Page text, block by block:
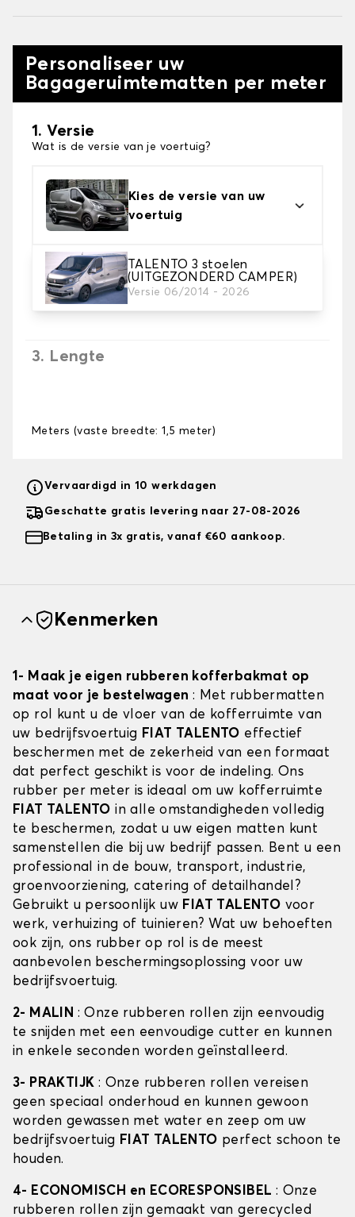
Personaliseer uw
Bagageruimtematten per meter
1. Versie
Wat is de versie van je voertuig?
Kies de versie van uw
voertuig
TALENTO 3 stoelen
(UITGEZONDERD CAMPER)
Versie 06/2014 - 2026
2. Tapijt kleuren
Kies de kleur van je tapijt kofferruimte.
3. Lengte
Meters (vaste breedte: 1,5 meter)
Vervaardigd in 10 werkdagen
Geschatte gratis levering naar 27-08-2026
Betaling in 3x gratis, vanaf €60 aankoop.
Kenmerken
1- Maak je eigen rubberen kofferbakmat op
maat voor je bestelwagen : Met rubbermatten
op rol kunt u de vloer van de kofferruimte van
uw bedrijfsvoertuig FIAT TALENTO effectief
beschermen met de zekerheid van een formaat
dat perfect geschikt is voor de indeling. Ons
rubber per meter is ideaal om uw kofferruimte
FIAT TALENTO in alle omstandigheden volledig
te beschermen, zodat u uw eigen matten kunt
samenstellen die bij uw bedrijf passen. Bent u een
professional in de bouw, transport, industrie,
groenvoorziening, catering of detailhandel?
Gebruikt u persoonlijk uw FIAT TALENTO voor
werk, verhuizing of tuinieren? Wat uw behoeften
ook zijn, ons rubber op rol is de meest
aanbevolen beschermingsoplossing voor uw
bedrijfsvoertuig.
2- MALIN : Onze rubberen rollen zijn eenvoudig
te snijden met een eenvoudige cutter en kunnen
in enkele seconden worden geïnstalleerd.
3- PRAKTIJK : Onze rubberen rollen vereisen
geen speciaal onderhoud en kunnen gewoon
worden gewassen met water en zeep om uw
bedrijfsvoertuig FIAT TALENTO perfect schoon te
houden.
4- ECONOMISCH en ECORESPONSIBEL : Onze
rubberen rollen zijn gemaakt van gerecycled